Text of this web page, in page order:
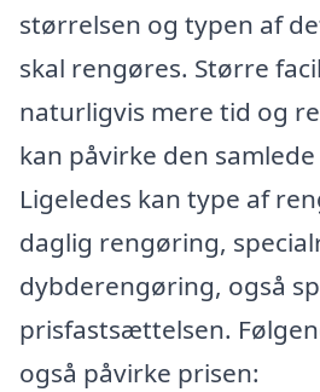
størrelsen og typen af
skal rengøres. Større
naturligvis mere tid og
kan påvirke den
Ligeledes kan type af
daglig rengøring,
dybderengøring, også
prisfastsættelsen.
også påvirke prisen: